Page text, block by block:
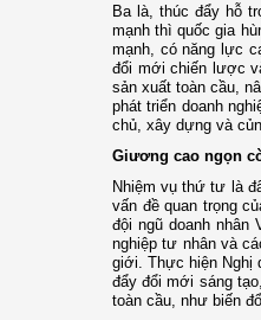
Ba là, thúc đẩy hỗ
mạnh thì quốc gia
mạnh, có năng lực
đổi mới chiến lược
sản xuất toàn cầu,
phát triển doanh
chủ, xây dựng và
Giương cao ngọn
Nhiệm vụ thứ tư là
vấn đề quan trọng
đội ngũ doanh nhân
nghiệp tư nhân và
giới. Thực hiện Nghị
đẩy đổi mới sáng
toàn cầu, như biến